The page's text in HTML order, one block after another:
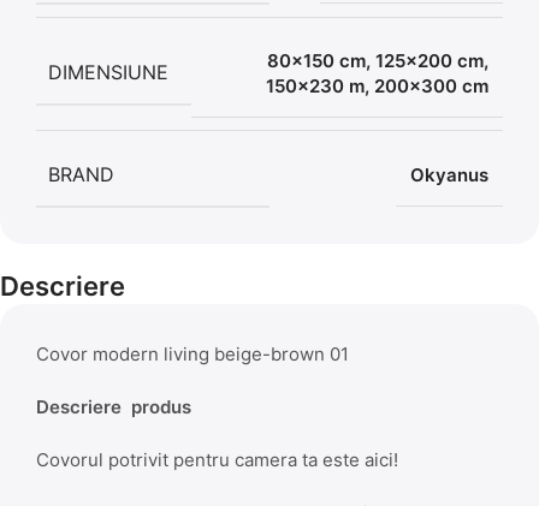
DIMENSIUNE 80×150 cm, 125×200 cm,
150×230 m, 200×300 cm
BRAND Okyanus
Descriere
Covor modern living beige-brown 01
Descriere produs
Covorul potrivit pentru camera ta este aici!